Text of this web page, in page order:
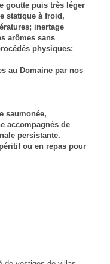
goutte puis très léger
statique à froid,
inertage
arômes sans
physiques;
au Domaine par nos
saumonée,
accompagnés de
persistante.
ou en repas pour